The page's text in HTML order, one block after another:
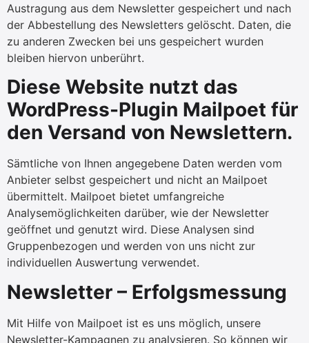
Austragung aus dem Newsletter gespeichert und nach
der Abbestellung des Newsletters gelöscht. Daten, die
zu anderen Zwecken bei uns gespeichert wurden
bleiben hiervon unberührt.
Diese Website nutzt das
WordPress-Plugin Mailpoet für
den Versand von Newslettern.
Sämtliche von Ihnen angegebene Daten werden vom
Anbieter selbst gespeichert und nicht an Mailpoet
übermittelt. Mailpoet bietet umfangreiche
Analysemöglichkeiten darüber, wie der Newsletter
geöffnet und genutzt wird. Diese Analysen sind
Gruppenbezogen und werden von uns nicht zur
individuellen Auswertung verwendet.
Newsletter – Erfolgsmessung
Mit Hilfe von Mailpoet ist es uns möglich, unsere
Newsletter-Kampagnen zu analysieren. So können wir